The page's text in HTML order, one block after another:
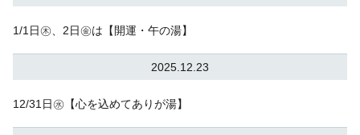
1/1日㊍、2日㊎は【開運・午の湯】
2025.12.23
12/31日㊌【心を込めてありが湯】